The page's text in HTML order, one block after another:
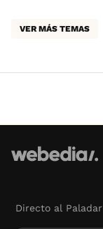
VER MÁS TEMAS
Directo al Paladar